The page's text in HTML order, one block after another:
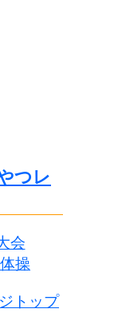
つレ
会
操
トップ